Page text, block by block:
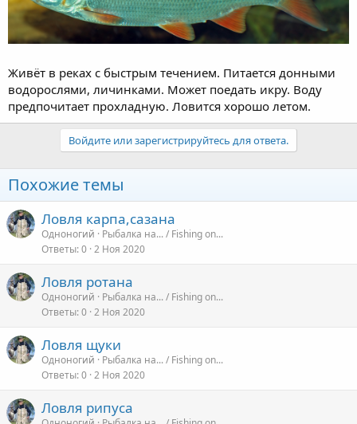
Живёт в реках с быстрым течением. Питается донными
водорослями, личинками. Может поедать икру. Воду
предпочитает прохладную. Ловится хорошо летом.
Войдите или зарегистрируйтесь для ответа.
Похожие темы
Ловля карпа,сазана
Одноногий
Рыбалка на... / Fishing on...
Ответы 0 2 Ноя 2020
Ловля ротана
Одноногий
Рыбалка на... / Fishing on...
Ответы 0 2 Ноя 2020
Ловля щуки
Одноногий
Рыбалка на... / Fishing on...
Ответы 0 2 Ноя 2020
Ловля рипуса